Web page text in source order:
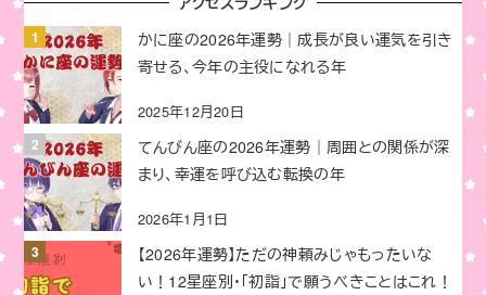
かに座の2026年運勢｜成長が良い運気を引き
寄せる、今年の主役になれる年
2025年12月20日
てんびん座の2026年運勢｜周囲との関係が深
まり、幸運を呼び込む転換の年
2026年1月1日
【2026年運勢】ただの神頼みじゃもったいな
い！12星座別・「初詣」で願うべきことはこれ！